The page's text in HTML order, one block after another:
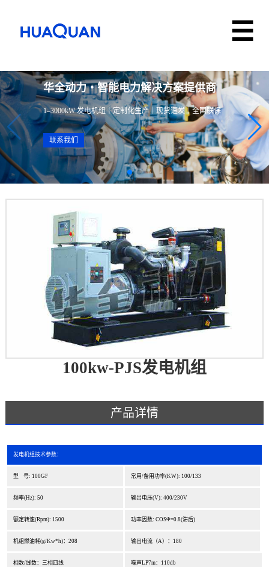
华全动力・智能电力解决方案提供商
1–3000kW 发电机组｜定制化生产｜现货速发｜全国联保
联系我们
100kw-PJS发电机组
产品详情
发电机组技术参数：
型 号: 100GF 常用/备用功率(KW): 100/133
频率(Hz): 50 输出电压(V): 400/230V
额定转速(Rpm): 1500 功率因数: COSΦ=0.8(滞后)
机组燃油耗(g/Kw*h)：208 输出电流（A）：180
相数/线数：三相四线 噪声LP7m：110db